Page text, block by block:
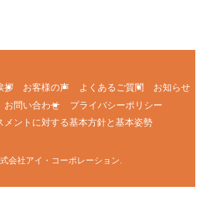
拶 お客様の声 よくあるご質問
お知らせ
お問い合わせ
プライバシーポリシー
メントに対する基本方針と基本姿勢
会社アイ・コーポレーション.